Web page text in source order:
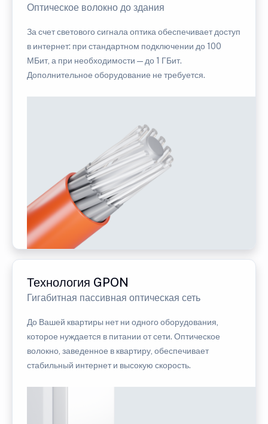
Оптическое волокно до здания
За счет светового сигнала оптика обеспечивает доступ
в интернет: при стандартном подключении до 100
МБит, а при необходимости — до 1 ГБит.
Дополнительное оборудование не требуется.
Технология GPON
Гигабитная пассивная оптическая сеть
До Вашей квартиры нет ни одного оборудования,
которое нуждается в питании от сети. Оптическое
волокно, заведенное в квартиру, обеспечивает
стабильный интернет и высокую скорость.